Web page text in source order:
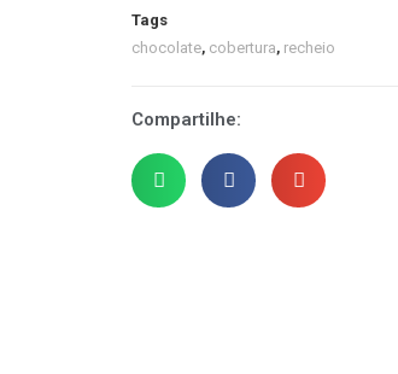
Tags
chocolate, cobertura, recheio
Compartilhe: